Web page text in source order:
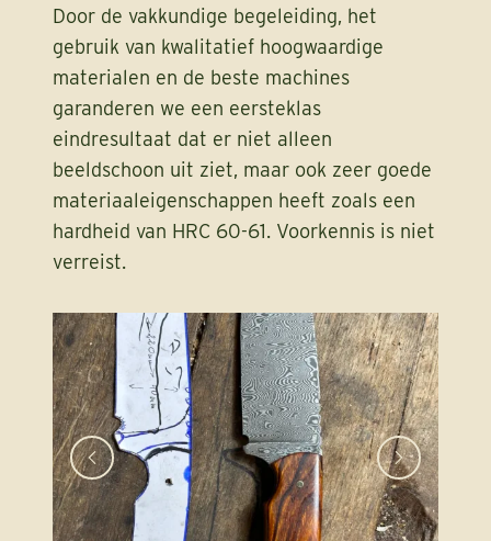
Door de vakkundige begeleiding, het
gebruik van kwalitatief hoogwaardige
materialen en de beste machines
garanderen we een eersteklas
eindresultaat dat er niet alleen
beeldschoon uit ziet, maar ook zeer goede
materiaaleigenschappen heeft zoals een
hardheid van HRC 60-61. Voorkennis is niet
verreist.